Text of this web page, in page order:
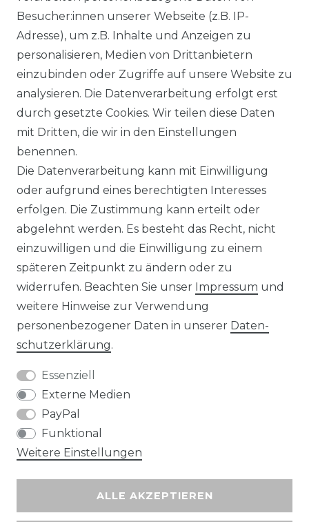
DATENSCHUTZERKLÄRUNG
WIDERRUFSRECHT
IMPRESSUM
KONTAKT
Unsere Zahlungsmöglichkeiten
Wir versenden mit
Besucher:innen unserer Webseite (z.B. IP-
Adresse), um z.B. Inhalte und Anzeigen zu
personalisieren, Medien von Drittanbietern
einzubinden oder Zugriffe auf unsere Website zu
analysieren. Die Datenverarbeitung erfolgt erst
durch gesetzte Cookies. Wir teilen diese Daten
mit Dritten, die wir in den Einstellungen
benennen.
Die Datenverarbeitung kann mit Einwilligung
oder aufgrund eines berechtigten Interesses
erfolgen. Die Zustimmung kann erteilt oder
abgelehnt werden. Es besteht das Recht, nicht
einzuwilligen und die Einwilligung zu einem
späteren Zeitpunkt zu ändern oder zu
widerrufen. Beachten Sie unser Impressum und
weitere Hinweise zur Verwendung
personenbezogener Daten in unserer Daten­
schutz­erklärung.
Essenziell
Externe Medien
PayPal
Funktional
Weitere Einstellungen
ALLE AKZEPTIEREN